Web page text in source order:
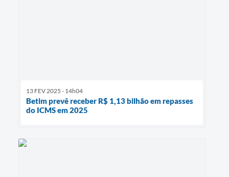
13 FEV 2025 - 14h04
Betim prevê receber R$ 1,13 bilhão em repasses
do ICMS em 2025